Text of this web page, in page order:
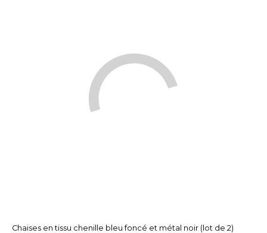
Chaises en tissu chenille bleu foncé et métal noir (lot de 2)